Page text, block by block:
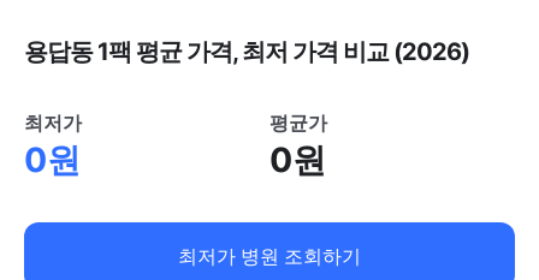
용답동 1팩 평균 가격, 최저 가격 비교 (2026)
최저가
0원
평균가
0원
최저가 병원 조회하기